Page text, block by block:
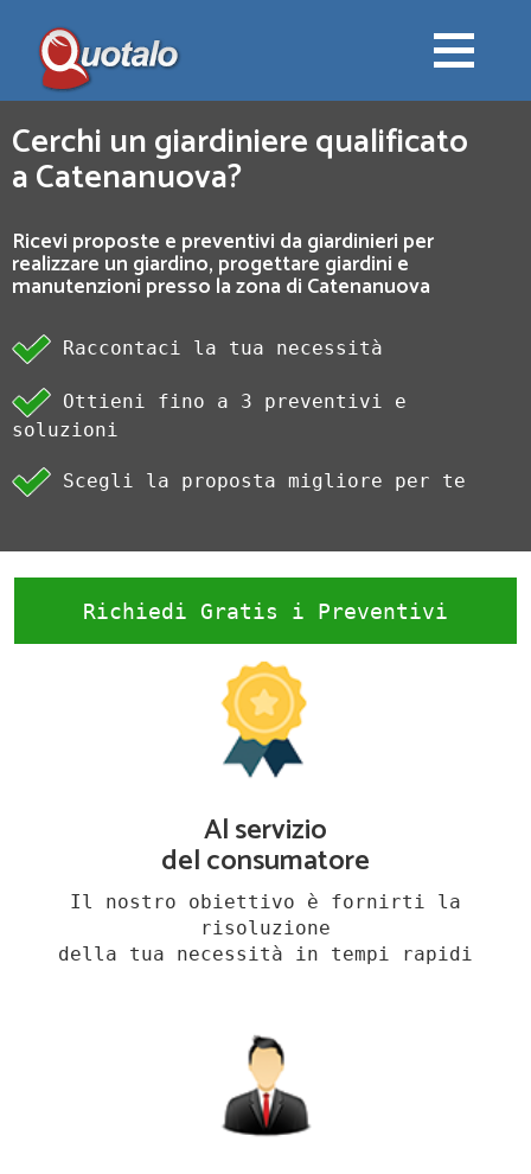
Cerchi un giardiniere qualificato
a Catenanuova?
Ricevi proposte e preventivi da giardinieri per
realizzare un giardino, progettare giardini e
manutenzioni presso la zona di Catenanuova
Raccontaci la tua necessità
Ottieni fino a 3 preventivi e
soluzioni
Scegli la proposta migliore per te
Richiedi Gratis i Preventivi
Al servizio
del consumatore
Il nostro obiettivo è fornirti la
risoluzione
della tua necessità in tempi rapidi